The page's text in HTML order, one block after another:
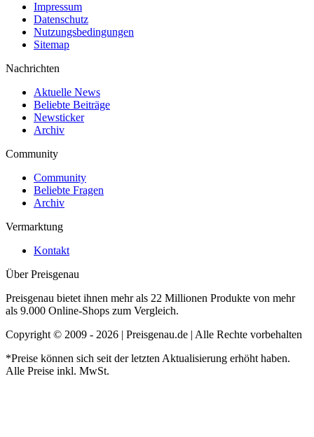
Impressum
Datenschutz
Nutzungsbedingungen
Sitemap
Nachrichten
Aktuelle News
Beliebte Beiträge
Newsticker
Archiv
Community
Community
Beliebte Fragen
Archiv
Vermarktung
Kontakt
Über Preisgenau
Preisgenau bietet ihnen mehr als 22 Millionen Produkte von mehr
als 9.000 Online-Shops zum Vergleich.
Copyright © 2009 - 2026 | Preisgenau.de | Alle Rechte vorbehalten
*Preise können sich seit der letzten Aktualisierung erhöht haben.
Alle Preise inkl. MwSt.